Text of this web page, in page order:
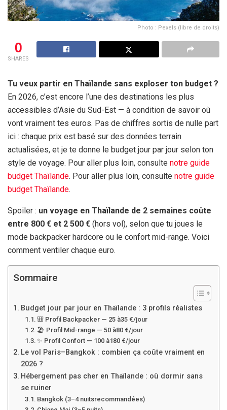
Photo : Pexels (libre de droits)
0
SHARES
Tu veux partir en Thaïlande sans exploser ton budget ?
En 2026, c’est encore l’une des destinations les plus
accessibles d’Asie du Sud-Est — à condition de savoir où
vont vraiment tes euros. Pas de chiffres sortis de nulle part
ici : chaque prix est basé sur des données terrain
actualisées, et je te donne le budget jour par jour selon ton
style de voyage. Pour aller plus loin, consulte notre guide
budget Thaïlande. Pour aller plus loin, consulte notre guide
budget Thaïlande.
Spoiler : un voyage en Thaïlande de 2 semaines coûte
entre 800 € et 2 500 € (hors vol), selon que tu joues le
mode backpacker hardcore ou le confort mid-range. Voici
comment ventiler chaque euro.
Sommaire
Budget jour par jour en Thaïlande : 3 profils réalistes
🎒 Profil Backpacker — 25 à35 €/jour
🏖️ Profil Mid-range — 50 à80 €/jour
✨ Profil Confort — 100 à180 €/jour
Le vol Paris–Bangkok : combien ça coûte vraiment en
2026 ?
Hébergement pas cher en Thaïlande : où dormir sans
se ruiner
Bangkok (3–4 nuitsrecommandées)